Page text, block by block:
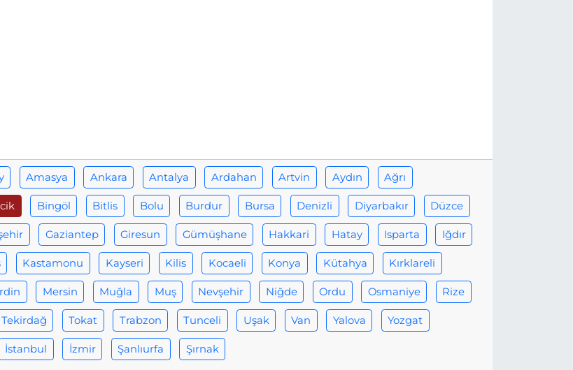
Amasya Ankara Antalya Ardahan Artvin Aydın Ağrı
Bingöl Bitlis Bolu Burdur Bursa Denizli Diyarbakır Düzce
Gaziantep Giresun Gümüşhane Hakkari Hatay Isparta Iğdır
Kastamonu Kayseri Kilis Kocaeli Konya Kütahya Kırklareli
Mersin Muğla Muş Nevşehir Niğde Ordu Osmaniye Rize
Tekirdağ Tokat Trabzon Tunceli Uşak Van Yalova Yozgat
İstanbul İzmir Şanlıurfa Şırnak